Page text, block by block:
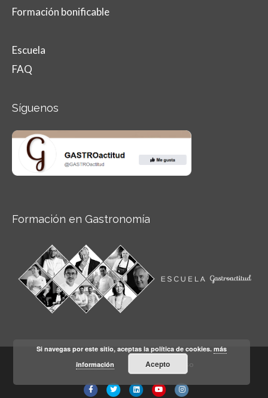
Formación bonificable
Escuela
FAQ
Síguenos
Formación en Gastronomía
Aviso legal Condiciones de Uso
FacebookTwitterLinkedinYoutubeInstagram
Si navegas por este sitio, aceptas la política de cookies.más
información
Acepto